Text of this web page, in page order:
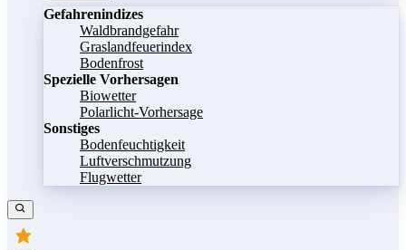
Gefahrenindizes
Waldbrandgefahr
Graslandfeuerindex
Bodenfrost
Spezielle Vorhersagen
Biowetter
Polarlicht-Vorhersage
Sonstiges
Bodenfeuchtigkeit
Luftverschmutzung
Flugwetter